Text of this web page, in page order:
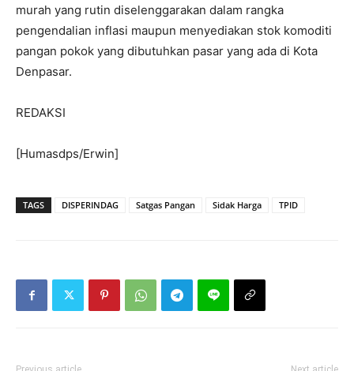
murah yang rutin diselenggarakan dalam rangka
pengendalian inflasi maupun menyediakan stok komoditi
pangan pokok yang dibutuhkan pasar yang ada di Kota
Denpasar.
REDAKSI
[Humasdps/Erwin]
TAGS DISPERINDAG Satgas Pangan Sidak Harga TPID